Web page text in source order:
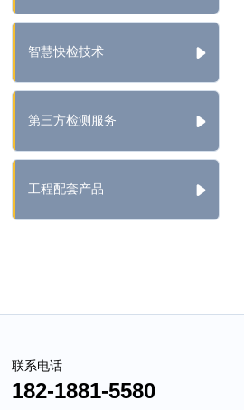
智慧快检技术
第三方检测服务
工程配套产品
联系电话
182-1881-5580